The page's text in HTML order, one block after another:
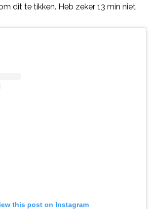
dit te tikken. Heb zeker 13 min niet
this post on Instagram